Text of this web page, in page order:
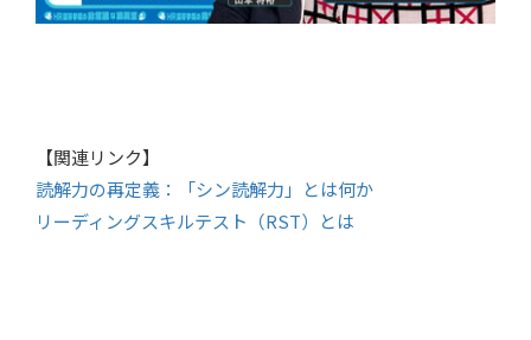
【関連リンク】
読解力の再定義：「シン読解力」とは何か
リーディングスキルテスト（RST）とは